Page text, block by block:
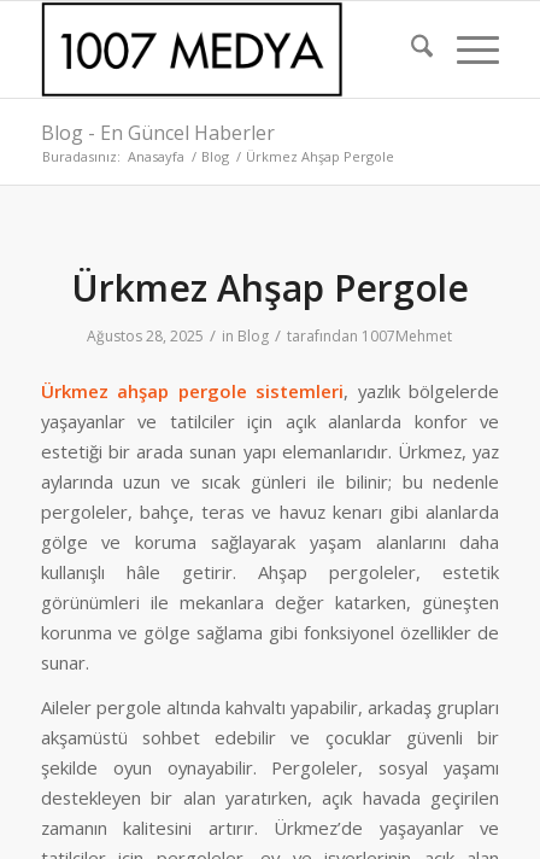
Blog - En Güncel Haberler
Buradasınız: Anasayfa / Blog / Ürkmez Ahşap Pergole
Ürkmez Ahşap Pergole
Ağustos 28, 2025 / in Blog / tarafından 1007Mehmet
Ürkmez ahşap pergole sistemleri, yazlık bölgelerde
yaşayanlar ve tatilciler için açık alanlarda konfor ve
estetiği bir arada sunan yapı elemanlarıdır. Ürkmez, yaz
aylarında uzun ve sıcak günleri ile bilinir; bu nedenle
pergoleler, bahçe, teras ve havuz kenarı gibi alanlarda
gölge ve koruma sağlayarak yaşam alanlarını daha
kullanışlı hâle getirir. Ahşap pergoleler, estetik
görünümleri ile mekanlara değer katarken, güneşten
korunma ve gölge sağlama gibi fonksiyonel özellikler de
sunar.
Aileler pergole altında kahvaltı yapabilir, arkadaş grupları
akşamüstü sohbet edebilir ve çocuklar güvenli bir
şekilde oyun oynayabilir. Pergoleler, sosyal yaşamı
destekleyen bir alan yaratırken, açık havada geçirilen
zamanın kalitesini artırır. Ürkmez’de yaşayanlar ve